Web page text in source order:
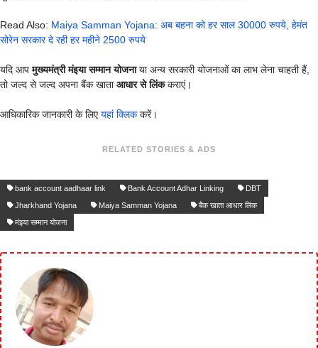
Read Also: Maiya Samman Yojana: अब बहना को हर साल 30000 रुपये, हेमंत
सोरेन सरकार दे रही हर महीने 2500 रुपये
यदि आपमुख्यमंत्री मंइया सम्मान योजनाया अन्य सरकारी योजनाओं का लाभ लेना चाहती हैं,
तो जल्द से जल्द अपना बैंक खाताआधार से लिंककराएं।
आधिकारिक जानकारी के लिएयहां क्लिककरें।
RELATED STORIES & ADS
bank account aadhaar link Bank Account Adhar Linking
DBT
Jharkhand Yojana
Maiya Samman Yojana
बैंक खाता आधार लिंक
मंइया सम्मान योजना